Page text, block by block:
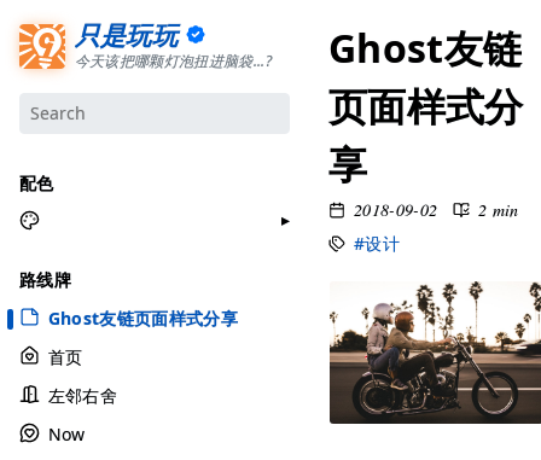
只是玩玩
今天该把哪颗灯泡扭进脑袋...?
配色
极夜黑
雅余黄
昱行粉
她的蓝
莫比乌斯
路线牌
Ghost友链页面样式分享
首页
左邻右舍
Now
Ghost友链
页面样式分
享
2018-09-02
2 min
#设计